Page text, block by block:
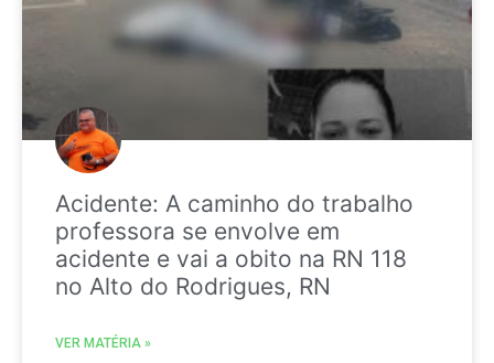
Acidente: A caminho do trabalho
professora se envolve em
acidente e vai a obito na RN 118
no Alto do Rodrigues, RN
VER MATÉRIA »